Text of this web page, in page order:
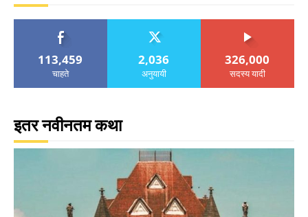
113,459
चाहते
2,036
अनुयायी
326,000
सदस्य यादी
इतर नवीनतम कथा